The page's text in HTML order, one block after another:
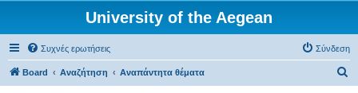
University of the Aegean
Συχνές ερωτήσεις Σύνδεση
Board Αναζήτηση Αναπάντητα θέματα